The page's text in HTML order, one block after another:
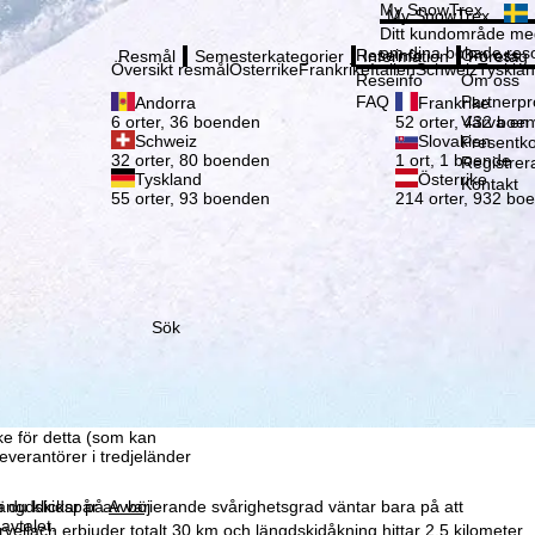
vi – TravelTrex
hjälp av information
för detta (som kan
i tredjeländer
du klickar påAvböj
Registrering
My SnowTrex
My SnowTrex
Ditt kundområde
om dina bokade
Resmål
Översikt resmålÖsterrikeFrankrikeItalienSchweiz
Andorra
6 orter, 36 boenden
Frankrike
52 orter, 432
Schweiz
32 orter, 80 boenden
Slovakien
1 ort, 1 boende
Tyskland
55 orter, 93 boenden
Österrike
214 orter, 932
Semesterkategorier Information
Reseinfo
Reseinfo
FAQ
Företag
Om oss
Om oss
Värva en
Kontakt
Sök
av varierande svårighetsgrad väntar bara på att
erbjuder totalt 30 km och längdskidåkning hittar 2,5 kilometer